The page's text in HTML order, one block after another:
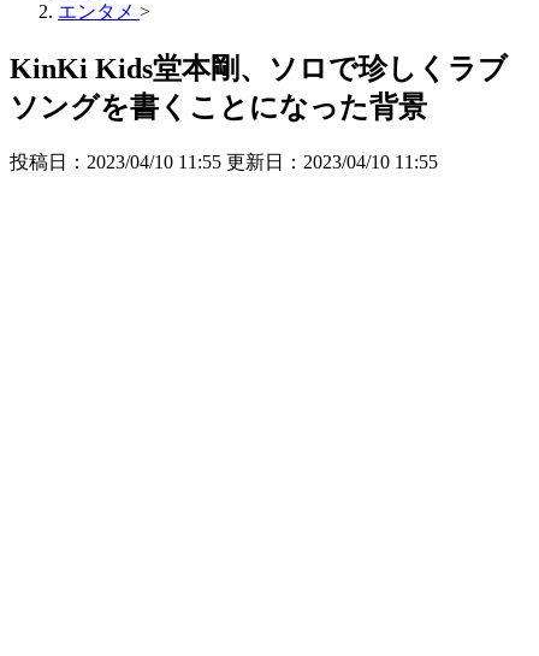
エンタメ >
KinKi Kids堂本剛、ソロで珍しくラブ
ソングを書くことになった背景
投稿日：2023/04/10 11:55 更新日： 2023/04/10 11:55